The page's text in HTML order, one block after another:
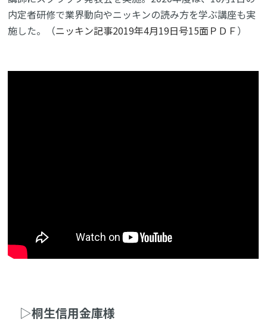
内定者研修で業界動向やニッキンの読み方を学ぶ講座も実
施した。（ニッキン記事2019年4月19日号15面ＰＤＦ）
▷桐生信用金庫様